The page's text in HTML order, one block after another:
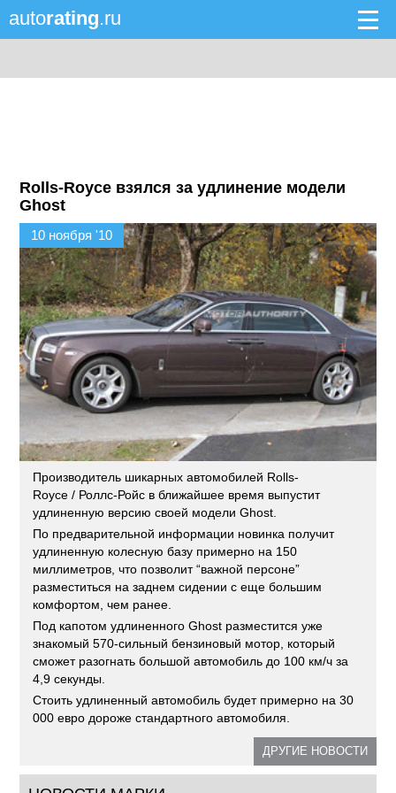
autorating.ru
Rolls-Royce взялся за удлинение модели
Ghost
10 ноября '10
Производитель шикарных автомобилей Rolls-
Royce / Роллс-Ройс в ближайшее время выпустит
удлиненную версию своей модели Ghost.
По предварительной информации новинка получит
удлиненную колесную базу примерно на 150
миллиметров, что позволит “важной персоне”
разместиться на заднем сидении с еще большим
комфортом, чем ранее.
Под капотом удлиненного Ghost разместится уже
знакомый 570-сильный бензиновый мотор, который
сможет разогнать большой автомобиль до 100 км/ч за
4,9 секунды.
Стоить удлиненный автомобиль будет примерно на 30
000 евро дороже стандартного автомобиля.
ДРУГИЕ НОВОСТИ